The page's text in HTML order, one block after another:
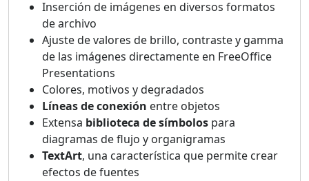
Inserción de imágenes en diversos formatos
de archivo
Ajuste de valores de brillo, contraste y gamma
de las imágenes directamente en FreeOffice
Presentations
Colores, motivos y degradados
Líneas de conexión entre objetos
Extensa biblioteca de símbolos para
diagramas de flujo y organigramas
TextArt, una característica que permite crear
efectos de fuentes